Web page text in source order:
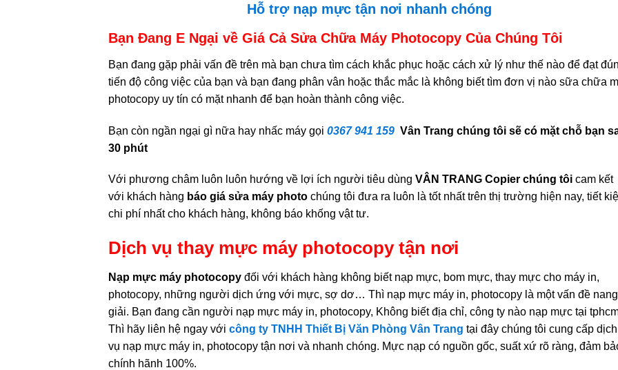
Hỗ trợ nạp mực tận nơi nhanh chóng
Bạn Đang E Ngại về Giá Cả Sửa Chữa Máy Photocopy Của Chúng Tôi
Bạn đang gặp phải vấn đề trên mà bạn chưa tìm cách khắc phục hoặc cách xử lý như thế nào để đạt
tiến độ công việc của bạn và bạn đang phân vân hoặc thắc mắc là không biết tìm đơn vị nào sữa chữa
photocopy uy tín có mặt nhanh để bạn hoàn thành công việc.
Bạn còn ngần ngại gì nữa hay nhấc máy gọi 0367 941 159 Vân Trang chúng tôi sẽ có mặt chỗ bạn
30 phút
Với phương châm luôn luôn hướng về lợi ích người tiêu dùng VÂN TRANG Copier chúng tôi cam kết
với khách hàng báo giá sửa máy photo chúng tôi đưa ra luôn là tốt nhất trên thị trường hiện nay, tiết
chi phí nhất cho khách hàng, không báo khống vật tư.
Dịch vụ thay mực máy photocopy tận nơi
Nạp mực máy photocopy đối với khách hàng không biết nạp mực, bom mực, thay mực cho máy in,
photocopy, những người dịch ứng với mực, sợ dơ… Thì nạp mực máy in, photocopy là một vấn đề nang
giải. Bạn đang cần người nạp mực máy in, photocopy, Không biết địa chỉ, công ty nào nạp mực tại
Thì hãy liên hệ ngay với công ty TNHH Thiết Bị Văn Phòng Vân Trang tại đây chúng tôi cung cấp dịch
vụ nạp mực máy in, photocopy tận nơi và nhanh chóng. Mực nạp có nguồn gốc, suất xứ rõ ràng, đảm
chính hãnh 100%.